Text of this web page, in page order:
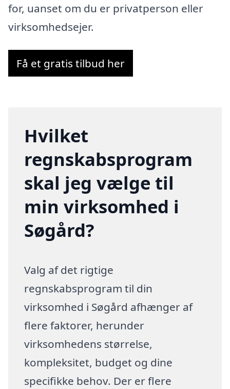
for, uanset om du er privatperson eller
virksomhedsejer.
Få et gratis tilbud her
Hvilket
regnskabsprogram
skal jeg vælge til
min virksomhed i
Søgård?
Valg af det rigtige
regnskabsprogram til din
virksomhed i Søgård afhænger af
flere faktorer, herunder
virksomhedens størrelse,
kompleksitet, budget og dine
specifikke behov. Der er flere